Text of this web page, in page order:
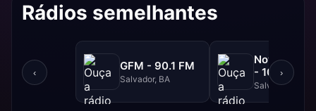
Rádios semelhantes
‹
GFM - 90.1 FM
Salvador, BA
NovaBrasil
- 104.7 FM
Salvador, BA
›